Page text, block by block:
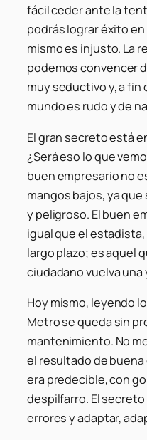
fácil ceder ante la
podrás lograr éxito
mismo es injusto. La
podemos convencer
muy seductivo y, a fin
mundo es rudo y de
El gran secreto está
¿Será eso lo que
buen empresario no
mangos bajos, ya
y peligroso. El buen
igual que el estadista,
largo plazo; es aquel
ciudadano vuelva una
Hoy mismo, leyendo
Metro se queda sin
mantenimiento. No
el resultado de buena
era predecible, con
despilfarro. El
errores y adaptar,